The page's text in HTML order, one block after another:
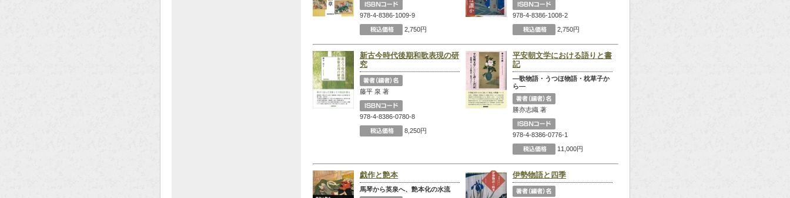
978-4-8386-1009-9
2,750円
978-4-8386-1008-2
2,750円
新古今時代後期和歌表現の研
究
藤平 泉 著
978-4-8386-0780-8
8,250円
平安朝文学における語りと書
記
―歌物語・うつほ物語・枕草子か
ら―
勝亦志織 著
978-4-8386-0776-1
11,000円
戯作と艶本
馬琴から英泉へ、艶本化の水流
伊勢物語と四季